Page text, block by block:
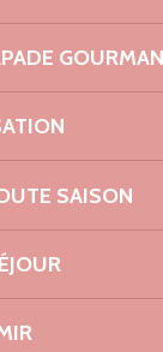
SAISON
aux
Granit Rose
producteurs
la
nous !